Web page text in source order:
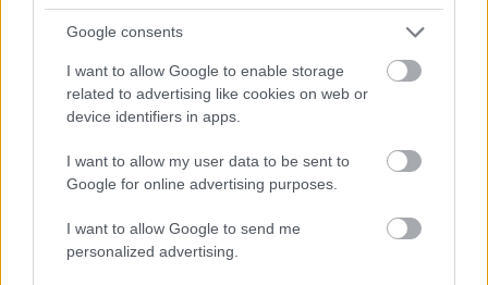
Google consents
I want to allow Google to enable storage
related to advertising like cookies on web or
device identifiers in apps.
I want to allow my user data to be sent to
Google for online advertising purposes.
I want to allow Google to send me
personalized advertising.
Az új szólólemezre is három évet kellett
várniuk az énekesnő rajongóinak. A Keeping
producerekkel dolgozott együtt; utóbbi Grace
Jones albumait gondozza. A Keeping Secrets